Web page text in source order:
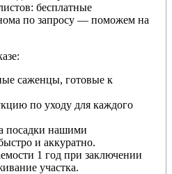
бесплатные
по запросу — поможем на
саженцы, готовые к
по уходу для каждого
посадки нашими
и аккуратно.
1 год при заключении
участка.